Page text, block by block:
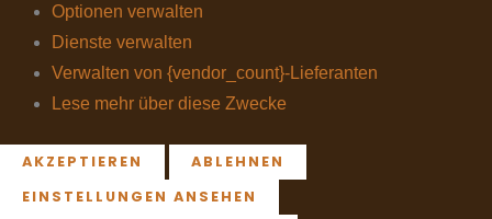
Optionen verwalten
Dienste verwalten
Verwalten von {vendor_count}-Lieferanten
Lese mehr über diese Zwecke
AKZEPTIEREN
ABLEHNEN
EINSTELLUNGEN ANSEHEN